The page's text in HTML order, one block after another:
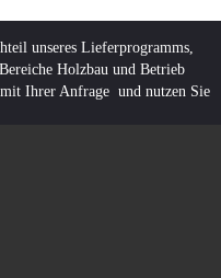
unseres Lieferprogramms,
Holzbau und Betrieb
Ihrer Anfrage und nutzen Sie